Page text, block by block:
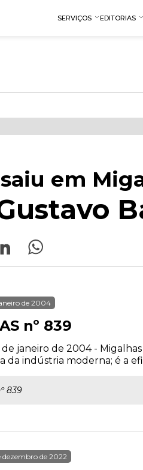
SERVIÇOS EDITORIAS
em
de 2004
nº 839
de janeiro de 2004 -
da indústria moderna; é a
839
de 2022